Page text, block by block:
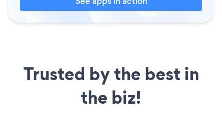
Trusted by the best in
the biz!